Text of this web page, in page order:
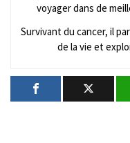
voyager dans de
Survivant du cancer, il
de la vie et